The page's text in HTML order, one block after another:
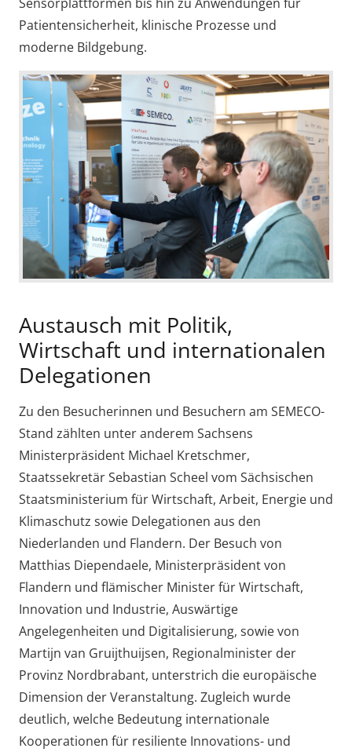
Patientensicherheit, klinische Prozesse und
moderne Bildgebung.
Austausch mit Politik,
Wirtschaft und internationalen
Delegationen
Zu den Besucherinnen und Besuchern am SEMECO-
Stand zählten unter anderem Sachsens
Ministerpräsident Michael Kretschmer,
Staatssekretär Sebastian Scheel vom Sächsischen
Staatsministerium für Wirtschaft, Arbeit, Energie und
Klimaschutz sowie Delegationen aus den
Niederlanden und Flandern. Der Besuch von
Matthias Diependaele, Ministerpräsident von
Flandern und flämischer Minister für Wirtschaft,
Innovation und Industrie, Auswärtige
Angelegenheiten und Digitalisierung, sowie von
Martijn van Gruijthuijsen, Regionalminister der
Provinz Nordbrabant, unterstrich die europäische
Dimension der Veranstaltung. Zugleich wurde
deutlich, welche Bedeutung internationale
Kooperationen für resiliente Innovations- und